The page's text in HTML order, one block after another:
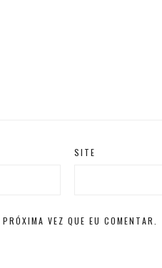
SITE
VEZ QUE EU COMENTAR.